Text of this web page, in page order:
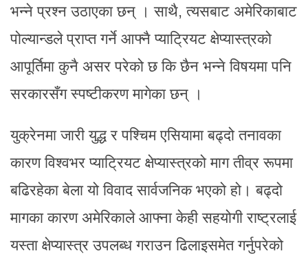
भन्ने प्रश्न उठाएका छन् । साथै, त्यसबाट अमेरिकाबाट
पोल्यान्डले प्राप्त गर्ने आफ्नै प्याट्रियट क्षेप्यास्त्रको
आपूर्तिमा कुनै असर परेको छ कि छैन भन्ने विषयमा पनि
सरकारसँग स्पष्टीकरण मागेका छन् ।
युक्रेनमा जारी युद्ध र पश्चिम एसियामा बढ्दो तनावका
कारण विश्वभर प्याट्रियट क्षेप्यास्त्रको माग तीव्र रूपमा
बढिरहेका बेला यो विवाद सार्वजनिक भएको हो। बढ्दो
मागका कारण अमेरिकाले आफ्ना केही सहयोगी राष्ट्रलाई
यस्ता क्षेप्यास्त्र उपलब्ध गराउन ढिलाइसमेत गर्नुपरेको